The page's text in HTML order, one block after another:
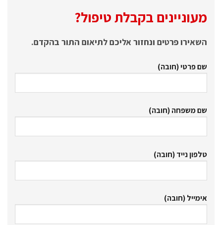
מעוניינים בקבלת טיפול?
השאירו פרטים ונחזור אליכם לתיאום התור בהקדם.
שם פרטי (חובה)
שם משפחה (חובה)
טלפון נייד (חובה)
אימייל (חובה)